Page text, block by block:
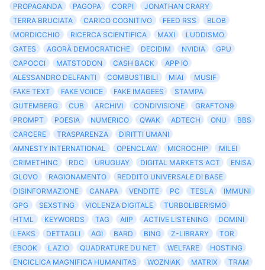
PROPAGANDA
PAGOPA CORPI
JONATHAN CRARY
TERRA BRUCIATA
CARICO COGNITIVO FEED RSS
BLOB
MORDICCHIO
RICERCA SCIENTIFICA MAXI
LUDDISMO
GATES
AGORÀ DEMOCRATICHE DECIDIM NVIDIA
GPU
CAPOCCI
MATSTODON CASH BACK
APP IO
ALESSANDRO DELFANTI
COMBUSTIBILI MIAI
MUSIF
FAKE TEXT
FAKE VOIICE FAKE IMAGEES
STAMPA
GUTEMBERG
CUB ARCHIVI CONDIVISIONE
GRAFTON9
PROMPT
POESIA NUMERICO QWAK ADTECH ONU
BBS
CARCERE
TRASPARENZA
DIRITTI UMANI
AMNESTY INTERNATIONAL
OPENCLAW MICROCHIP
MILEI
CRIMETHINC
RDC URUGUAY DIGITAL MARKETS ACT
ENISA
GLOVO
RAGIONAMENTO
REDDITO UNIVERSALE DI BASE
DISINFORMAZIONE
CANAPA VENDITE PC TESLA
IMMUNI
GPG
SEXSTING VIOLENZA DIGITALE
TURBOLIBERISMO
HTML
KEYWORDS TAG AIIP ACTIVE LISTENING
DOMINI
LEAKS
DETTAGLI AGI BARD BING Z-LIBRARY
TOR
EBOOK
LAZIO QUADRATURE DU NET WELFARE
HOSTING
ENCICLICA MAGNIFICA HUMANITAS
WOZNIAK MATRIX
TRAM